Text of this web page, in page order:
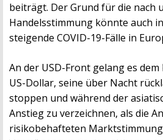
beiträgt. Der Grund für die nach
Handelsstimmung könnte auch
steigende COVID-19-Fälle in
An der USD-Front gelang es
US-Dollar, seine über Nacht
stoppen und während der
Anstieg zu verzeichnen, als die
risikobehafteten